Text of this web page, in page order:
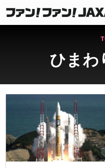
ひまわ